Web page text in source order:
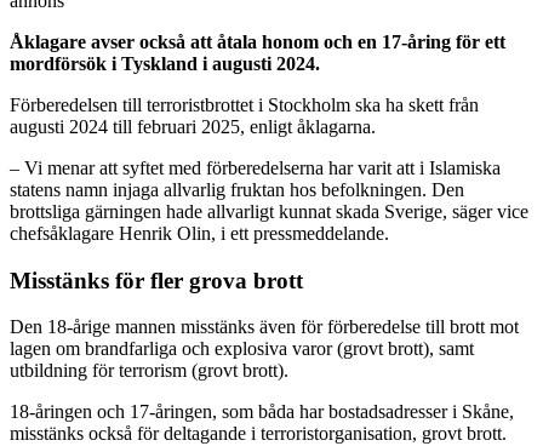
Åklagare avser också att åtala honom och en 17-åring för ett
mordförsök i Tyskland i augusti 2024.
Förberedelsen till terroristbrottet i Stockholm ska ha skett från
augusti 2024 till februari 2025, enligt åklagarna.
– Vi menar att syftet med förberedelserna har varit att i Islamiska
statens namn injaga allvarlig fruktan hos befolkningen. Den
brottsliga gärningen hade allvarligt kunnat skada Sverige, säger vice
chefsåklagare Henrik Olin, i ett pressmeddelande.
Misstänks för fler grova brott
Den 18-årige mannen misstänks även för förberedelse till brott mot
lagen om brandfarliga och explosiva varor (grovt brott), samt
utbildning för terrorism (grovt brott).
18-åringen och 17-åringen, som båda har bostadsadresser i Skåne,
misstänks också för deltagande i terroristorganisation, grovt brott.